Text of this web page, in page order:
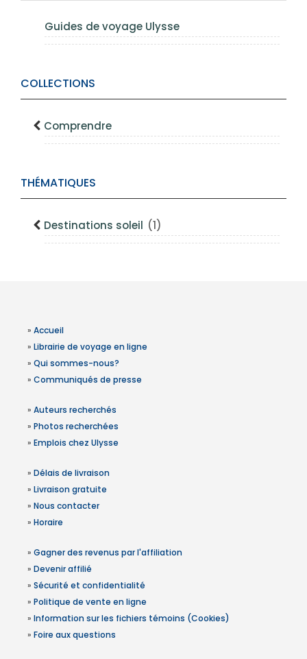
Guides de voyage Ulysse
COLLECTIONS
Comprendre
THÉMATIQUES
Destinations soleil (1)
» Accueil
» Librairie de voyage en ligne
» Qui sommes-nous?
» Communiqués de presse
» Auteurs recherchés
» Photos recherchées
» Emplois chez Ulysse
» Délais de livraison
» Livraison gratuite
» Nous contacter
» Horaire
» Gagner des revenus par l'affiliation
» Devenir affilié
» Sécurité et confidentialité
» Politique de vente en ligne
» Information sur les fichiers témoins (Cookies)
» Foire aux questions